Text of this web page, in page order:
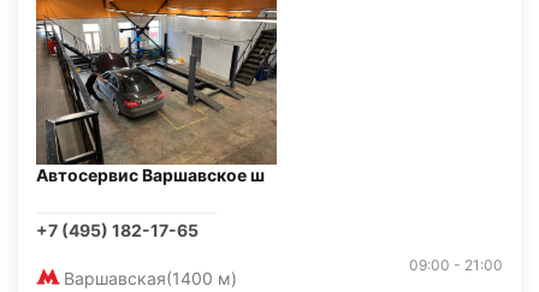
Автосервис Варшавское ш
+7 (495) 182-17-65
Варшавская(1400 м)
09:00 - 21:00